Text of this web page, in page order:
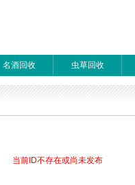
名酒回收 虫草回收
当前ID不存在或尚未发布